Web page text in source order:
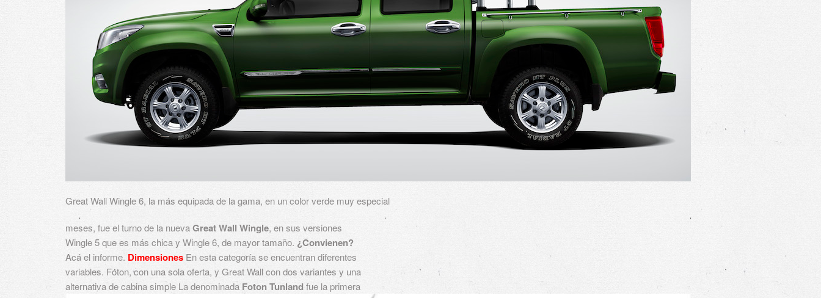
Great Wall Wingle 6, la más equipada de la gama, en un color verde muy especial
meses, fue el turno de la nuevaGreat Wall Wingle, en sus versiones
Wingle 5 que es más chica y Wingle 6, de mayor tamaño. ¿Convienen?
Acá el informe. Dimensiones En esta categoría se encuentran diferentes
variables. Foton, con una sola oferta, y Great Wall con dos variantes y una
alternativa de cabina simple La denominadaFoton Tunlandfue la primera